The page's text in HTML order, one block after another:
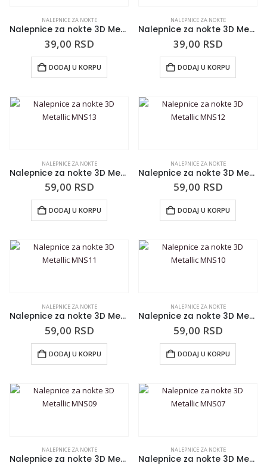
NALEPNICE ZA NOKTE
Nalepnice za nokte 3D Metallic MNS17
39,00 RSD
DODAJ U KORPU
NALEPNICE ZA NOKTE
Nalepnice za nokte 3D Metallic MNS16
39,00 RSD
DODAJ U KORPU
NALEPNICE ZA NOKTE
Nalepnice za nokte 3D Metallic MNS13
59,00 RSD
DODAJ U KORPU
NALEPNICE ZA NOKTE
Nalepnice za nokte 3D Metallic MNS12
59,00 RSD
DODAJ U KORPU
NALEPNICE ZA NOKTE
Nalepnice za nokte 3D Metallic MNS11
59,00 RSD
DODAJ U KORPU
NALEPNICE ZA NOKTE
Nalepnice za nokte 3D Metallic MNS10
59,00 RSD
DODAJ U KORPU
NALEPNICE ZA NOKTE
Nalepnice za nokte 3D Metallic MNS09
NALEPNICE ZA NOKTE
Nalepnice za nokte 3D Metallic MNS07